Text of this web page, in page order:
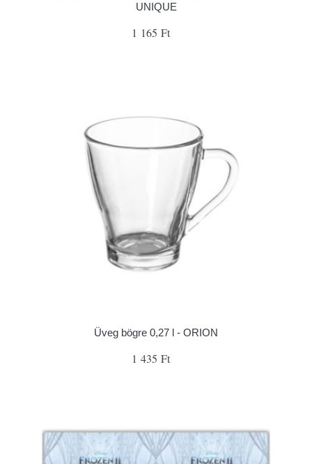
UNIQUE
1 165 Ft
Üveg bögre 0,27 l - ORION
1 435 Ft